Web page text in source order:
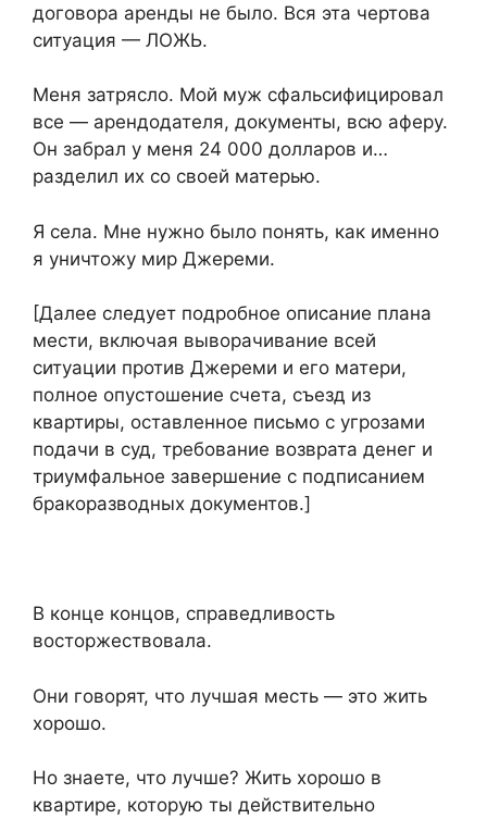
договора аренды не было. Вся эта чертова
ситуация — ЛОЖЬ.
Меня затрясло. Мой муж сфальсифицировал
все — арендодателя, документы, всю аферу.
Он забрал у меня 24 000 долларов и…
разделил их со своей матерью.
Я села. Мне нужно было понять, как именно
я уничтожу мир Джереми.
[Далее следует подробное описание плана
мести, включая выворачивание всей
ситуации против Джереми и его матери,
полное опустошение счета, съезд из
квартиры, оставленное письмо с угрозами
подачи в суд, требование возврата денег и
триумфальное завершение с подписанием
бракоразводных документов.]
В конце концов, справедливость
восторжествовала.
Они говорят, что лучшая месть — это жить
хорошо.
Но знаете, что лучше? Жить хорошо в
квартире, которую ты действительно